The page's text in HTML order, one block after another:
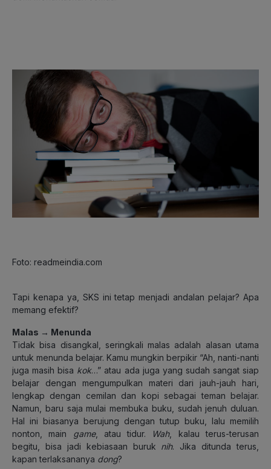
Foto: readmeindia.com
Tapi kenapa ya, SKS ini tetap menjadi andalan pelajar? Apa
memang efektif?
Malas → Menunda
Tidak bisa disangkal, seringkali malas adalah alasan utama
untuk menunda belajar. Kamu mungkin berpikir “Ah, nanti-nanti
juga masih bisa kok…” atau ada juga yang sudah sangat siap
belajar dengan mengumpulkan materi dari jauh-jauh hari,
lengkap dengan cemilan dan kopi sebagai teman belajar.
Namun, baru saja mulai membuka buku, sudah jenuh duluan.
Hal ini biasanya berujung dengan tutup buku, lalu memilih
nonton, main game, atau tidur. Wah, kalau terus-terusan
begitu, bisa jadi kebiasaan buruk nih. Jika ditunda terus,
kapan terlaksananya dong?